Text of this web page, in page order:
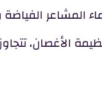
الأغصان،